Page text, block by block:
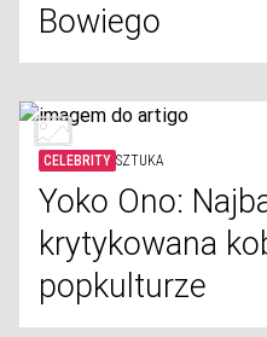
Bowiego
CELEBRITY SZTUKA
Yoko Ono:
krytykowana
popkulturze